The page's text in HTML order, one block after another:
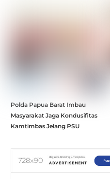
Polda Papua Barat Imbau
Masyarakat Jaga Kondusifitas
Kamtimbas Jelang PSU